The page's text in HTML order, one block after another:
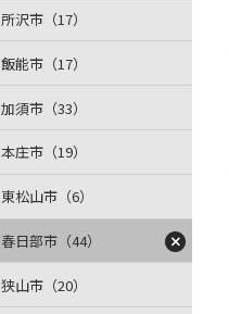
所沢市（17）
飯能市（17）
加須市（33）
本庄市（19）
東松山市（6）
春日部市（44）
狭山市（20）